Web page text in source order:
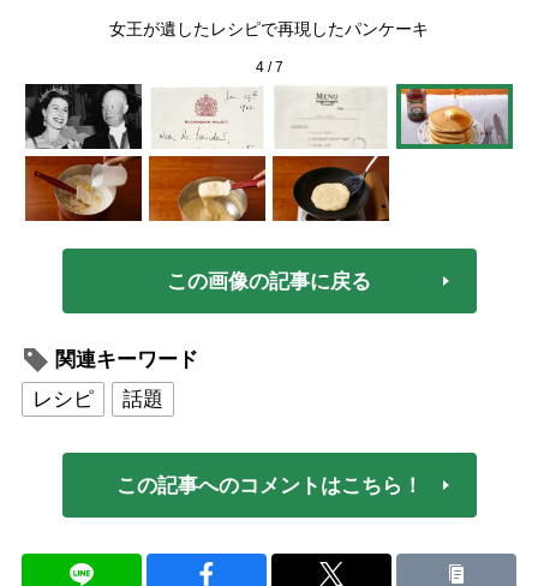
女王が遺したレシピで再現したパンケーキ
4/7
この画像の記事に戻る
関連キーワード
レシピ
話題
この記事へのコメントはこちら！